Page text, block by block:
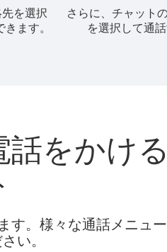
を選択
ます。
さらに、チャット
を選択して通
をかけ
す。様々な通話メニュ
い。